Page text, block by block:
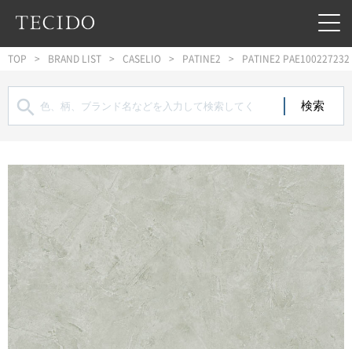
フッターへジャンプ
TOP BRAND LIST CASELIO PATINE2 PATINE2 PAE100227232
